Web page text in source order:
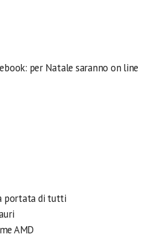
per Natale saranno on line
portata di tutti
AMD